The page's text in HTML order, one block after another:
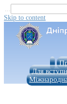
...
Skip to content
Для
Міжнародна